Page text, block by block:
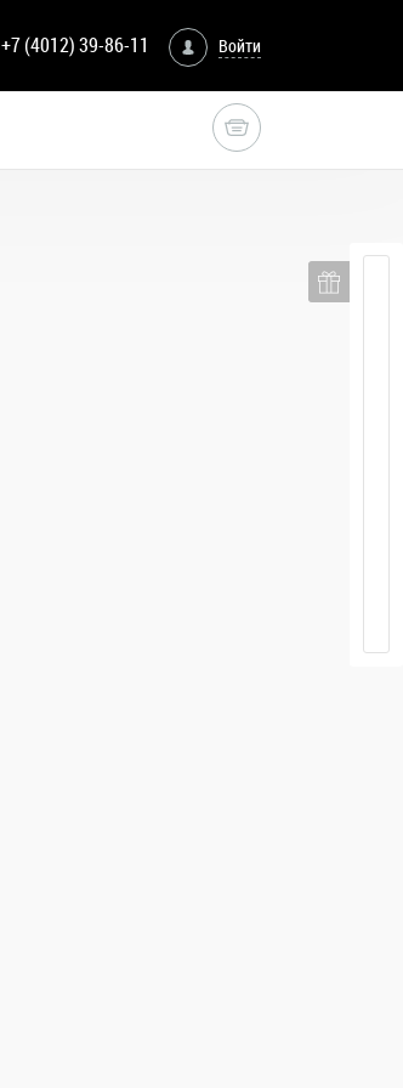
+7 (4012) 39-86-11 Войти